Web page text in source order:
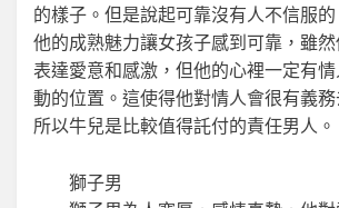
的樣子。但是說起可靠沒有人不信服
他的成熟魅力讓女孩子感到可靠，雖
表達愛意和感激，但他的心裡一定有
動的位置。這使得他對情人會很有義務
所以牛兒是比較值得託付的責任男人。
獅子男